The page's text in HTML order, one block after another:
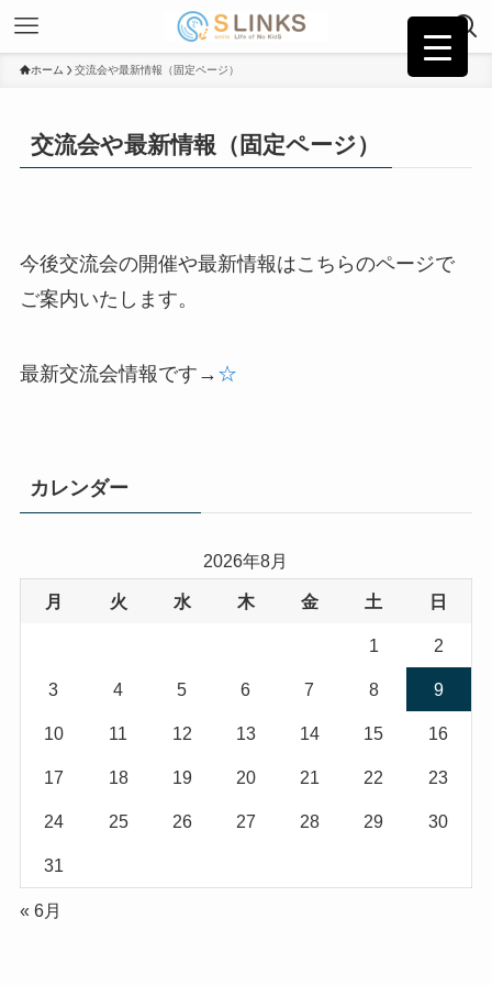
ホーム 交流会や最新情報（固定ページ）
交流会や最新情報（固定ページ）
今後交流会の開催や最新情報はこちらのページで
ご案内いたします。
最新交流会情報です→ ☆
カレンダー
2026年8月
月 火 水 木 金 土 日
1 2
3 4 5 6 7 8 9
10 11 12 13 14 15 16
17 18 19 20 21 22 23
24 25 26 27 28 29 30
31
« 6月